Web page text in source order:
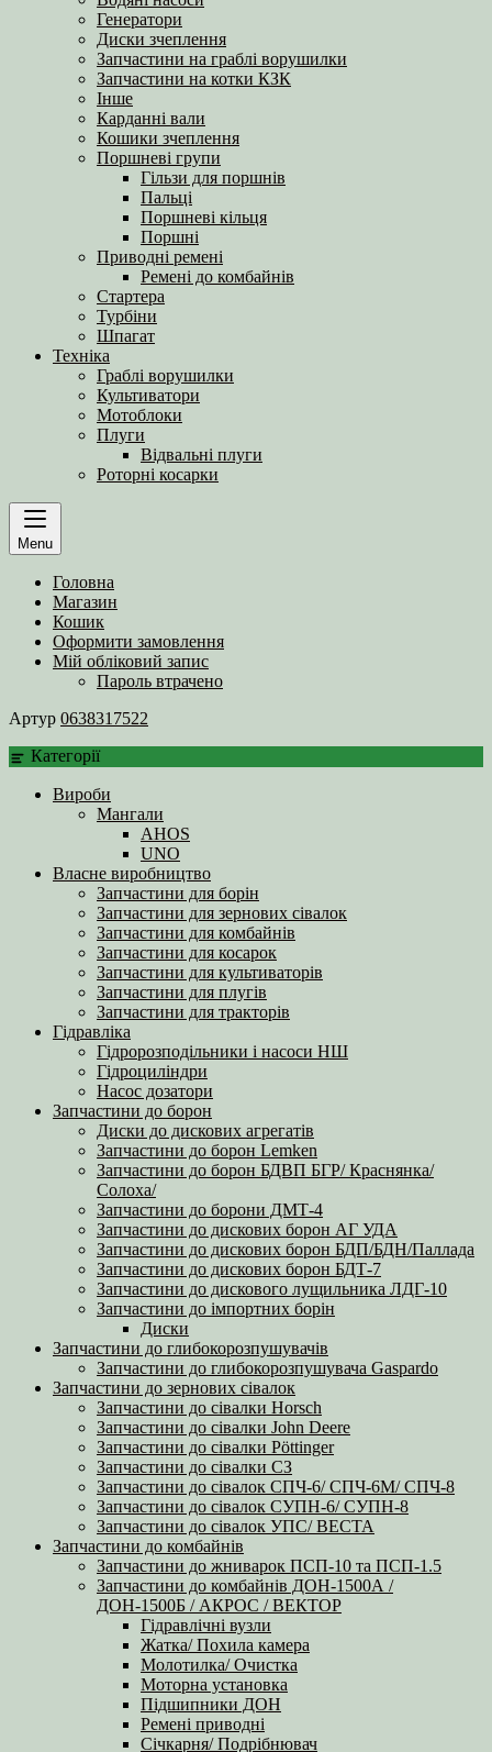
Генератори
Диски зчеплення
Запчастини на граблі ворушилки
Запчастини на котки КЗК
Інше
Карданні вали
Кошики зчеплення
Поршневі групи
Гільзи для поршнів
Пальці
Поршневі кільця
Поршні
Приводні ремені
Ремені до комбайнів
Стартера
Турбіни
Шпагат
Техніка
Граблі ворушилки
Культиватори
Мотоблоки
Плуги
Відвальні плуги
Роторні косарки
Menu
Головна
Магазин
Кошик
Оформити замовлення
Мій обліковий запис
Пароль втрачено
Артур 0638317522
Категорії
Вироби
Мангали
AHOS
UNO
Власне виробництво
Запчастини для борін
Запчастини для зернових сівалок
Запчастини для комбайнів
Запчастини для косарок
Запчастини для культиваторів
Запчастини для плугів
Запчастини для тракторів
Гідравліка
Гідророзподільники і насоси НШ
Гідроциліндри
Насос дозатори
Запчастини до борон
Диски до дискових агрегатів
Запчастини до борон Lemken
Запчастини до борон БДВП БГР/ Краснянка/
Солоха/
Запчастини до борони ДМТ-4
Запчастини до дискових борон АГ УДА
Запчастини до дискових борон БДП/БДН/Паллада
Запчастини до дискових борон БДТ-7
Запчастини до дискового лущильника ЛДГ-10
Запчастини до імпортних борін
Диски
Запчастини до глибокорозпушувачів
Запчастини до глибокорозпушувача Gaspardo
Запчастини до зернових сівалок
Запчастини до сівалки Horsch
Запчастини до сівалки John Deere
Запчастини до сівалки Pöttinger
Запчастини до сівалки СЗ
Запчастини до сівалок СПЧ-6/ СПЧ-6М/ СПЧ-8
Запчастини до сівалок СУПН-6/ СУПН-8
Запчастини до сівалок УПС/ ВЕСТА
Запчастини до комбайнів
Запчастини до жниварок ПСП-10 та ПСП-1.5
Запчастини до комбайнів ДОН-1500А /
ДОН-1500Б / АКРОС / ВЕКТОР
Гідравлічні вузли
Жатка/ Похила камера
Молотилка/ Очистка
Моторна установка
Підшипники ДОН
Ремені приводні
Січкарня/ Подрібнювач